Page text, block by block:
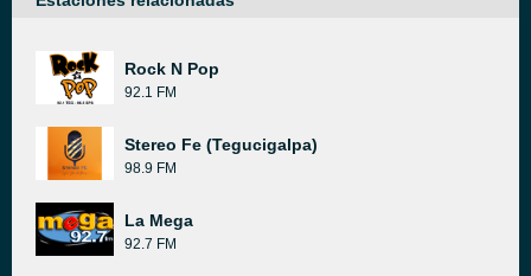
Rock N Pop
92.1 FM
Stereo Fe (Tegucigalpa)
98.9 FM
La Mega
92.7 FM